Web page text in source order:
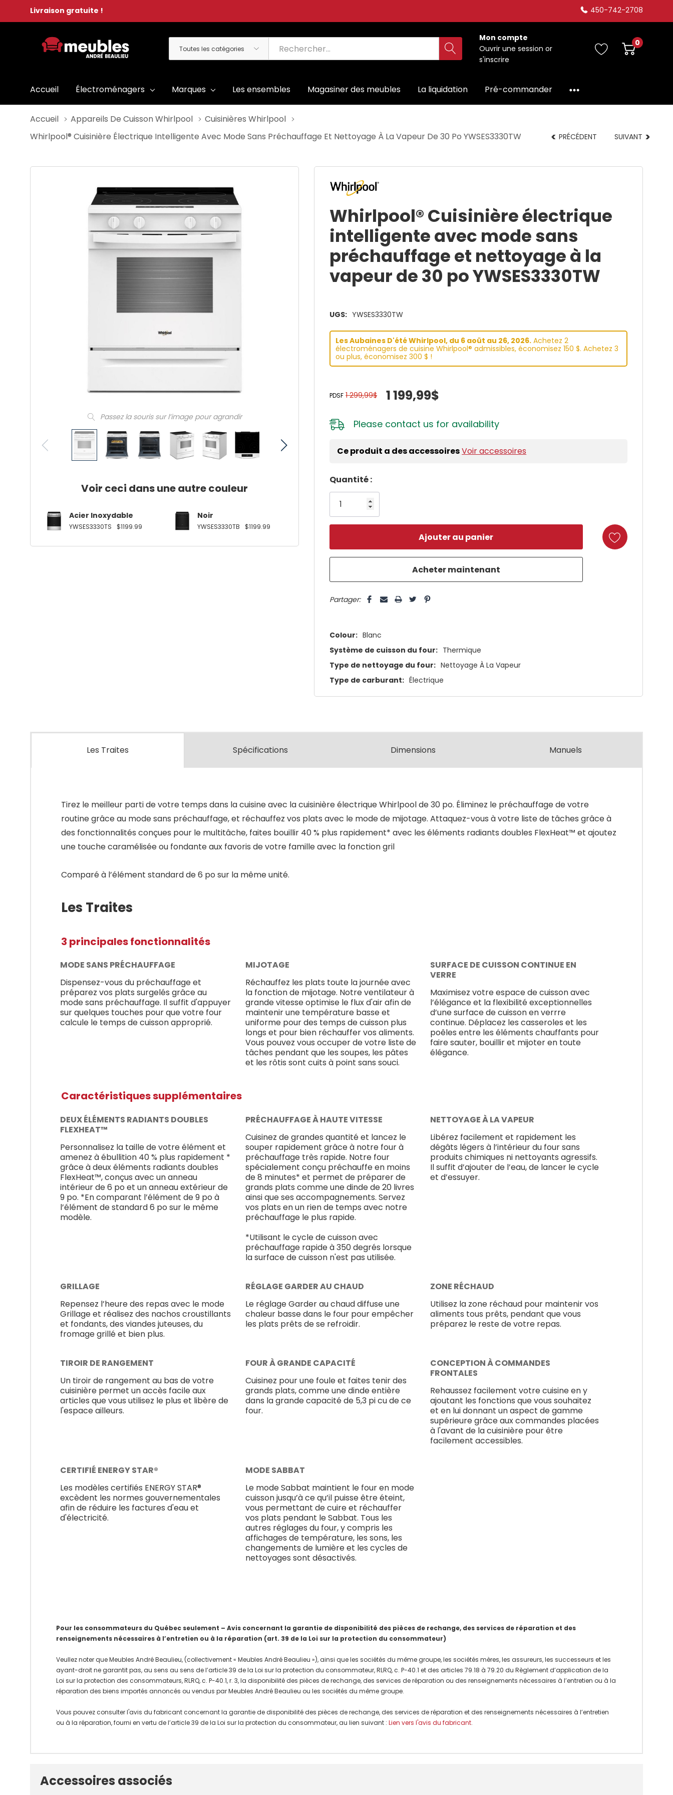
Livraison gratuite ! 450-742-2708
Toutes
les
Rechercher
Mon compte
Ouvrir une session or
s'inscrire
0
Accueil Électroménagers Marques Les ensembles Magasiner des meubles La liquidation Pré-commander
Accueil Appareils De Cuisson Whirlpool
Cuisinières Whirlpool
Whirlpool® Cuisinière Électrique Intelligente Avec Mode Sans Préchauffage Et Nettoyage À La Vapeur De 30 Po YWSES3330TW
Passez la souris sur l’image pour agrandir
Voir ceci dans une autre couleur
Acier Inoxydable
YWSES3330TS $1199.99
Noir
YWSES3330TB $1199.99
PRÉCÉDENT SUIVANT
Whirlpool® Cuisinière électrique
intelligente avec mode sans
préchauffage et nettoyage à la
vapeur de 30 po YWSES3330TW
UGS: YWSES3330TW
Les Aubaines D'été Whirlpool, du 6 aoüt au 26, 2026. Achetez 2
électroménagers de cuisine Whirlpool® admissibles, économisez 150 $. Achetez 3
ou plus, économisez 300 $ !
PDSF 1 299,99$ 1 199,99$
Please contact us for availability
Ce produit a des accessoiresVoir accessoires
Dépêchez-
vous!
plus
Quantité :
Partager:
Colour: Blanc
Système de cuisson du four: Thermique
Type de nettoyage du four: Nettoyage À La Vapeur
Type de carburant: Électrique
Les Traites Spécifications Dimensions Manuels
Tirez le meilleur parti de votre temps dans la cuisine avec la cuisinière électrique Whirlpool de 30 po. Éliminez le préchauffage de votre
routine grâce au mode sans préchauffage, et réchauffez vos plats avec le mode de mijotage. Attaquez-vous à votre liste de tâches grâce à
des fonctionnalités conçues pour le multitâche, faites bouillir 40 % plus rapidement* avec les éléments radiants doubles FlexHeat™ et ajoutez
une touche caramélisée ou fondante aux favoris de votre famille avec la fonction gril
Comparé à l’élément standard de 6 po sur la même unité.
Les Traites
3 principales fonctionnalités
MODE SANS PRÉCHAUFFAGE
Dispensez-vous du préchauffage et
préparez vos plats surgelés grâce au
mode sans préchauffage. Il suffit d'appuyer
sur quelques touches pour que votre four
calcule le temps de cuisson approprié.
MIJOTAGE
Réchauffez les plats toute la journée avec
la fonction de mijotage. Notre ventilateur à
grande vitesse optimise le flux d'air afin de
maintenir une température basse et
uniforme pour des temps de cuisson plus
longs et pour bien réchauffer vos aliments.
Vous pouvez vous occuper de votre liste de
tâches pendant que les soupes, les pâtes
et les rôtis sont cuits à point sans souci.
SURFACE DE CUISSON CONTINUE EN
VERRE
Maximisez votre espace de cuisson avec
l’élégance et la flexibilité exceptionnelles
d’une surface de cuisson en verrre
continue. Déplacez les casseroles et les
poêles entre les éléments chauffants pour
faire sauter, bouillir et mijoter en toute
élégance.
Caractéristiques supplémentaires
DEUX ÉLÉMENTS RADIANTS DOUBLES
FLEXHEAT™
Personnalisez la taille de votre élément et
amenez à ébullition 40 % plus rapidement *
grâce à deux éléments radiants doubles
FlexHeat™, conçus avec un anneau
intérieur de 6 po et un anneau extérieur de
9 po. *En comparant l’élément de 9 po à
l’élément de standard 6 po sur le même
modèle.
PRÉCHAUFFAGE À HAUTE VITESSE
Cuisinez de grandes quantité et lancez le
souper rapidement grâce à notre four à
préchauffage très rapide. Notre four
spécialement conçu préchauffe en moins
de 8 minutes* et permet de préparer de
grands plats comme une dinde de 20 livres
ainsi que ses accompagnements. Servez
vos plats en un rien de temps avec notre
préchauffage le plus rapide.
*Utilisant le cycle de cuisson avec
préchauffage rapide à 350 degrés lorsque
la surface de cuisson n'est pas utilisée.
NETTOYAGE À LA VAPEUR
Libérez facilement et rapidement les
dégâts légers à l’intérieur du four sans
produits chimiques ni nettoyants agressifs.
Il suffit d’ajouter de l’eau, de lancer le cycle
et d’essuyer.
GRILLAGE
Repensez l’heure des repas avec le mode
Grillage et réalisez des nachos croustillants
et fondants, des viandes juteuses, du
fromage grillé et bien plus.
RÉGLAGE GARDER AU CHAUD
Le réglage Garder au chaud diffuse une
chaleur basse dans le four pour empêcher
les plats prêts de se refroidir.
ZONE RÉCHAUD
Utilisez la zone réchaud pour maintenir vos
aliments tous prêts, pendant que vous
préparez le reste de votre repas.
TIROIR DE RANGEMENT
Un tiroir de rangement au bas de votre
cuisinière permet un accès facile aux
articles que vous utilisez le plus et libère de
l'espace ailleurs.
FOUR À GRANDE CAPACITÉ
Cuisinez pour une foule et faites tenir des
grands plats, comme une dinde entière
dans la grande capacité de 5,3 pi cu de ce
four.
CONCEPTION À COMMANDES
FRONTALES
Rehaussez facilement votre cuisine en y
ajoutant les fonctions que vous souhaitez
et en lui donnant un aspect de gamme
supérieure grâce aux commandes placées
à l'avant de la cuisinière pour être
facilement accessibles.
CERTIFIÉ ENERGY STAR®
Les modèles certifiés ENERGY STAR®
excèdent les normes gouvernementales
afin de réduire les factures d'eau et
d'électricité.
MODE SABBAT
Le mode Sabbat maintient le four en mode
cuisson jusqu’à ce qu’il puisse être éteint,
vous permettant de cuire et réchauffer
vos plats pendant le Sabbat. Tous les
autres réglages du four, y compris les
affichages de température, les sons, les
changements de lumière et les cycles de
nettoyages sont désactivés.
Pour les consommateurs du Québec seulement – Avis concernant la garantie de disponibilité des pièces de rechange, des services de réparation et des
renseignements nécessaires à l’entretien ou à la réparation (art. 39 de la Loi sur la protection du consommateur)
Veullez noter que Meubles André Beaulieu, (collectivement « Meubles André Beaulieu »), ainsi que les sociétés du même groupe, les sociétés mères, les assureurs, les successeurs et les
ayant-droit ne garantit pas, au sens au sens de l’article 39 de la Loi sur la protection du consommateur, RLRQ, c. P-40.1 et des articles 79.18 à 79.20 du Règlement d’application de la
Loi sur la protection des consommateurs, RLRQ, c. P-40.1, r. 3, la disponibilité des pièces de rechange, des services de réparation ou des renseignements nécessaires à l’entretien ou à la
réparation des biens importés annoncés ou vendus par Meubles André Beaulieu ou les sociétés du même groupe.
Vous pouvez consulter l'avis du fabricant concernant la garantie de disponibilité des pièces de rechange, des services de réparation et des renseignements nécessaires à l’entretien
ou à la réparation, fourni en vertu de l’article 39 de la Loi sur la protection du consommateur, au lien suivant : Lien vers l'avis du fabricant.
personnalisé
Accessoires associés